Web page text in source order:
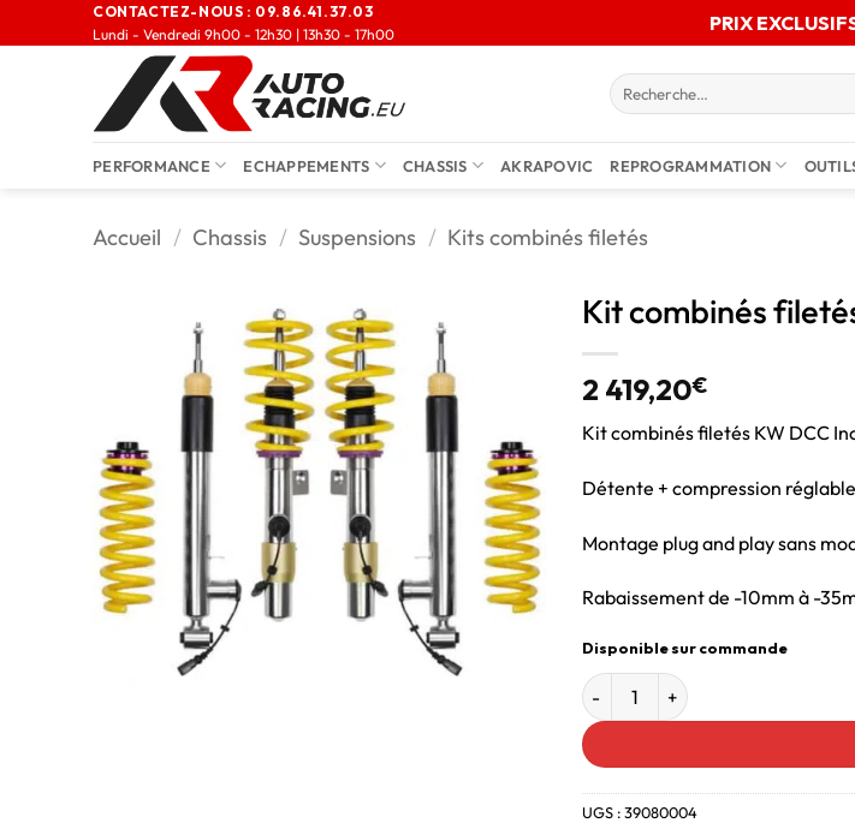
CONTACTEZ-NOUS : 09.86.41.37.03
Lundi - Vendredi 9h00 - 12h30 | 13h30 - 17h00
PRIX
PERFORMANCE ECHAPPEMENTS CHASSIS AKRAPOVIC REPROGRAMMATION
Accueil / Chassis / Suspensions / Kits combinés filetés
Kit combinés
2 419,20€
Kit combinés filetés KW DCC
Détente + compression réglable
Montage plug and play sans
Rabaissement de -10mm à -
Disponible sur commande
UGS :39080004